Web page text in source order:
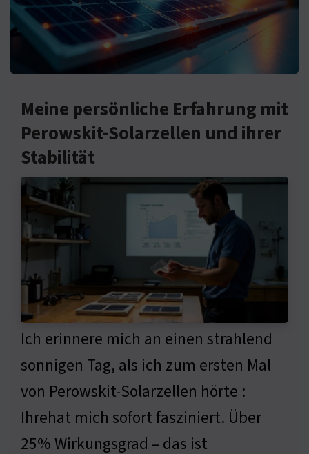
Meine persönliche Erfahrung mit
Perowskit-Solarzellen und ihrer
Stabilität
Ich erinnere mich an einen strahlend
sonnigen Tag, als ich zum ersten Mal
von Perowskit-Solarzellen hörte :
Ihrehat mich sofort fasziniert. Über
25% Wirkungsgrad – das ist